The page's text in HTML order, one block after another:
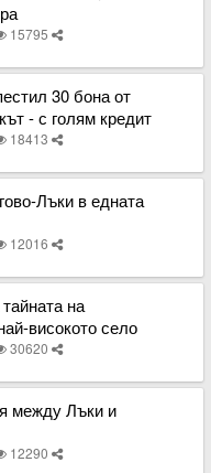
15795
30 бона от
- с голям кредит
18413
Лъки в едната
12016
на
високото село
30620
между Лъки и
12290